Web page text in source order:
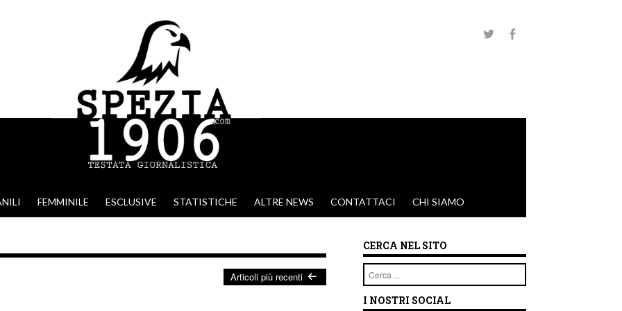
FEMMINILE ESCLUSIVE STATISTICHE ALTRE NEWS CONTATTACI CHI SIAMO
Articoli più recenti
CERCA NEL SITO
Cerca
I NOSTRI SOCIAL